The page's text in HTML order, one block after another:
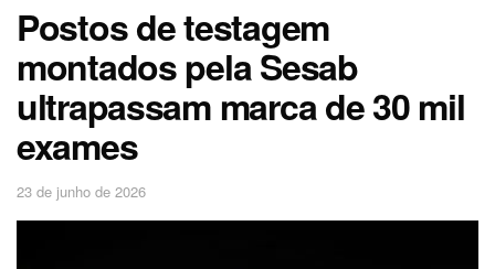
Postos de testagem
montados pela Sesab
ultrapassam marca de 30 mil
exames
23 de junho de 2026